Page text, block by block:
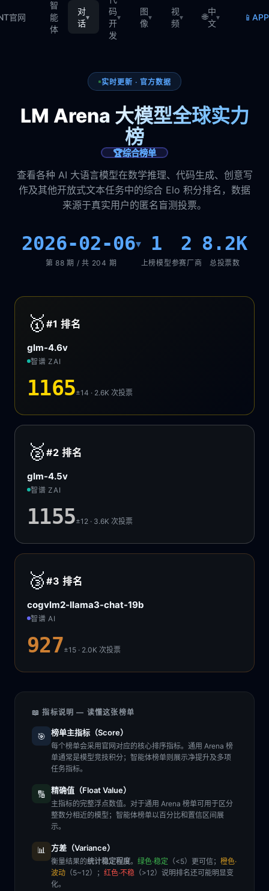
官网
智
能
体
对
话
▾
码
开
发
▾
图
像
▾
视
频
▾ 🌐
中
文
▾ 📱
实时更新 · 官方数据
LM Arena 大模型全球实力
榜
🏆综合榜单
查看各种 AI 大语言模型在数学推理、代码生成、创意写
作及其他开放式文本任务中的综合 Elo 积分排名，数据
来源于真实用户的匿名盲测投票。
2026-02-06▾
第 88 期 / 共 204 期
1
上榜模型
2
参赛厂商
8.2K
总投票数
🥇 #1排名
glm-4.6v
智谱 ZAI
1165±14 · 2.6K次投票
🥈 #2排名
glm-4.5v
智谱 ZAI
1155±12 · 3.6K次投票
🥉 #3排名
cogvlm2-llama3-chat-19b
智谱 AI
927±15 · 2.0K 次投票
📖 指标说明 — 读懂这张榜单
🎯 榜单主指标（Score）
每个榜单会采用官网对应的核心排序指标。通用 Arena 榜
单通常是模型竞技积分；智能体榜单则展示净提升及多项
任务指标。
🔢 精确值（Float Value）
主指标的完整浮点数值。对于通用 Arena 榜单可用于区分
整数分相近的模型；智能体榜单以百分比和置信区间展
示。
📊 方差（Variance）
衡量结果的统计稳定程度。 绿色·稳定 （<5）更可信； 橙色·
波动 （5~12）； 红色·不稳 （>12）说明排名还可能明显变
化。